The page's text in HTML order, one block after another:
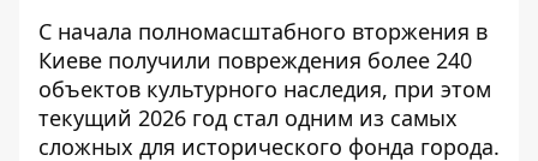
С начала полномасштабного вторжения в
Киеве получили повреждения более 240
объектов культурного наследия, при этом
текущий 2026 год стал одним из самых
сложных для исторического фонда города.